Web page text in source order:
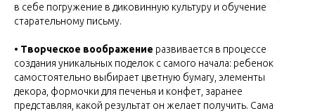
в себе погружение в диковинную культуру и обучение
старательному письму.
• Творческое воображение развивается в процессе
создания уникальных поделок с самого начала: ребенок
самостоятельно выбирает цветную бумагу, элементы
декора, формочки для печенья и конфет, заранее
представляя, какой результат он желает получить. Сама